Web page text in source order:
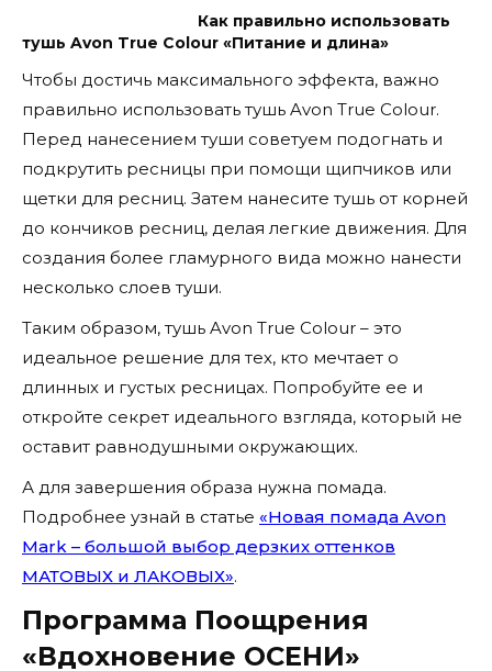
Как правильно использовать
тушь Avon True Colour «Питание и длина»
Чтобы достичь максимального эффекта, важно
правильно использовать тушь Avon True Colour.
Перед нанесением туши советуем подогнать и
подкрутить ресницы при помощи щипчиков или
щетки для ресниц. Затем нанесите тушь от корней
до кончиков ресниц, делая легкие движения. Для
создания более гламурного вида можно нанести
несколько слоев туши.
Таким образом, тушь Avon True Colour – это
идеальное решение для тех, кто мечтает о
длинных и густых ресницах. Попробуйте ее и
откройте секрет идеального взгляда, который не
оставит равнодушными окружающих.
А для завершения образа нужна помада.
Подробнее узнай в статье «Новая помада Avon
Mark – большой выбор дерзких оттенков
МАТОВЫХ и ЛАКОВЫХ».
Программа Поощрения
«Вдохновение ОСЕНИ»